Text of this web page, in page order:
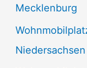
Mecklenburg
Niedersachsen